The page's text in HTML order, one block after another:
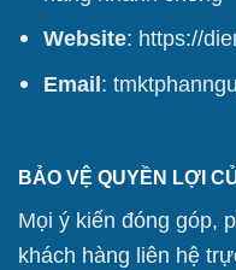
Website: https://
Email:
BẢO VỆ QUYỀN LỢI
Mọi ý kiến đóng góp,
khách hàng liên hệ